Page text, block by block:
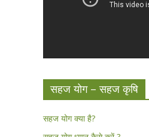
सहज योग – सहज कृषि
सहज योग क्या है?